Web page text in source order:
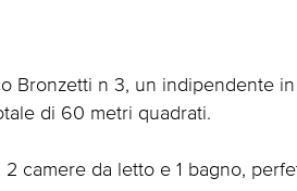
Bronzetti n 3, un indipendente
di 60 metri quadrati.
camere da letto e 1 bagno,